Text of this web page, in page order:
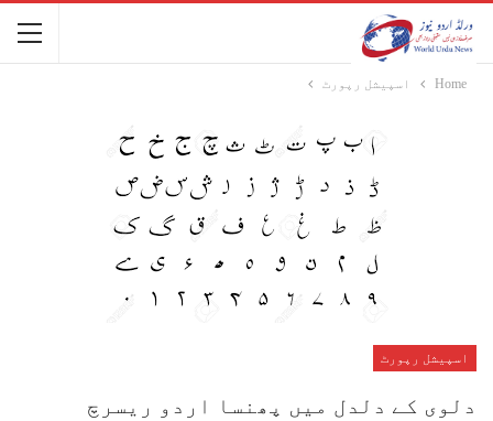
Home اسپیشل رپورٹ
اسپیشل رپورٹ
دلوی کے دلدل میں پھنسا اردو ریسرچ